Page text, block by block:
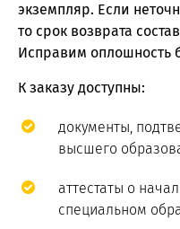
экземпляр. Если
то срок возврата
Исправим оплошность
К заказу доступны:
документы,
высшего
аттестаты о
специальном